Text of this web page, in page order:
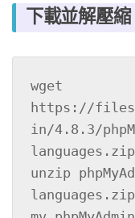
下載並解壓
wget
https://
in/4.8.3/
languages.zip
unzip
languages.zip